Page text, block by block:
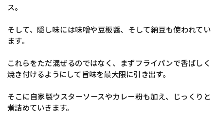
ス。
そして、隠し味には味噌や豆板醤、そして納豆も使われてい
ます。
これらをただ混ぜるのではなく、まずフライパンで香ばしく
焼き付けるようにして旨味を最大限に引き出す。
そこに自家製ウスターソースやカレー粉も加え、じっくりと
煮詰めていきます。